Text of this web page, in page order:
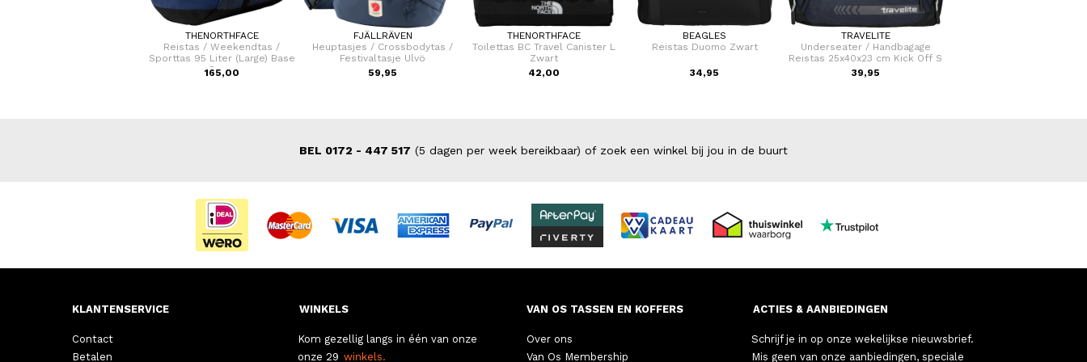
THENORTHFACE
Reistas / Weekendtas /
Sporttas 95 Liter (Large) Base
Camp
165,00
FJÄLLRÄVEN
Heuptasjes / Crossbodytas /
Festivaltasje Ulvö
59,95
THENORTHFACE
Toilettas BC Travel Canister L
Zwart
42,00
BEAGLES
Reistas Duomo Zwart
34,95
TRAVELITE
Underseater / Handbagage
Reistas 25x40x23 cm Kick Off S
39,95
BEL 0172 - 447 517 (5 dagen per week bereikbaar) of zoek een winkel bij jou in de buurt
KLANTENSERVICE
Contact
Betalen
WINKELS
Kom gezellig langs in één van onze
onze 29 winkels.
VAN OS TASSEN EN KOFFERS
Over ons
Van Os Membership
ACTIES & AANBIEDINGEN
Schrijf je in op onze wekelijkse nieuwsbrief.
Mis geen van onze aanbiedingen, speciale